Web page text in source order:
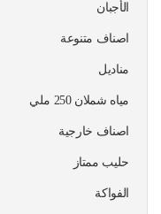
الأجبان
اصناف متنوعة
مناديل
مياه شملان 250 ملي
اصناف خارجية
حليب ممتاز
الفواكة